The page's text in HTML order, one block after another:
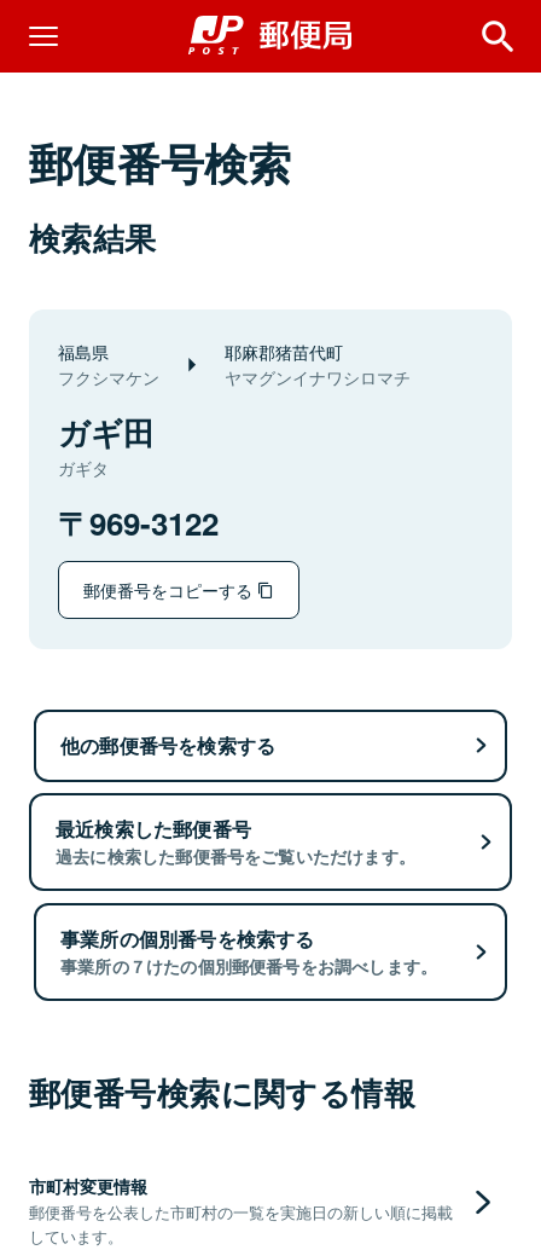
郵便番号検索
検索結果
福島県
フクシマケン
耶麻郡猪苗代町
ヤマグンイナワシロマチ
ガギ田
ガギタ
969-3122
郵便番号をコピーする
他の郵便番号を検索する
最近検索した郵便番号
過去に検索した郵便番号をご覧いただけます。
事業所の個別番号を検索する
事業所の７けたの個別郵便番号をお調べします。
郵便番号検索に関する情報
市町村変更情報
郵便番号を公表した市町村の一覧を実施日の新しい順に掲載
しています。